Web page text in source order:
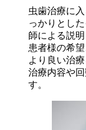
虫歯治療に
っかりとし
師による説
患者様の希
より良い治
治療内容や
す。